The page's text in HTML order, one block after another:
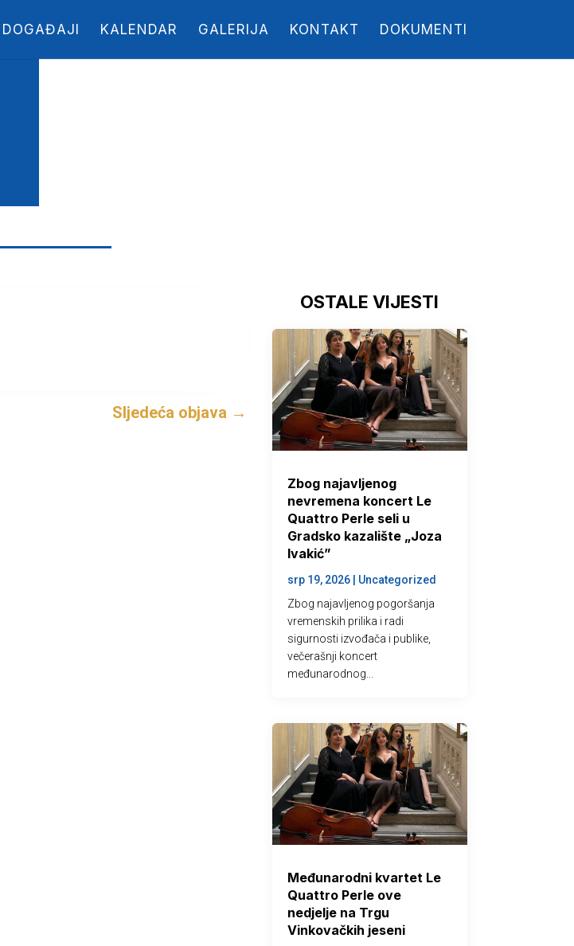
DOGAĐAJI KALENDAR GALERIJA KONTAKT DOKUMENTI
Sljedeća objava →
OSTALE VIJESTI
Zbog najavljenog
nevremena koncert Le
Quattro Perle seli u
Gradsko kazalište „Joza
Ivakić”
srp 19, 2026| Uncategorized
Zbog najavljenog pogoršanja
vremenskih prilika i radi
sigurnosti izvođača i publike,
večerašnji koncert
međunarodnog...
Međunarodni kvartet Le
Quattro Perle ove
nedjelje na Trgu
Vinkovačkih jeseni